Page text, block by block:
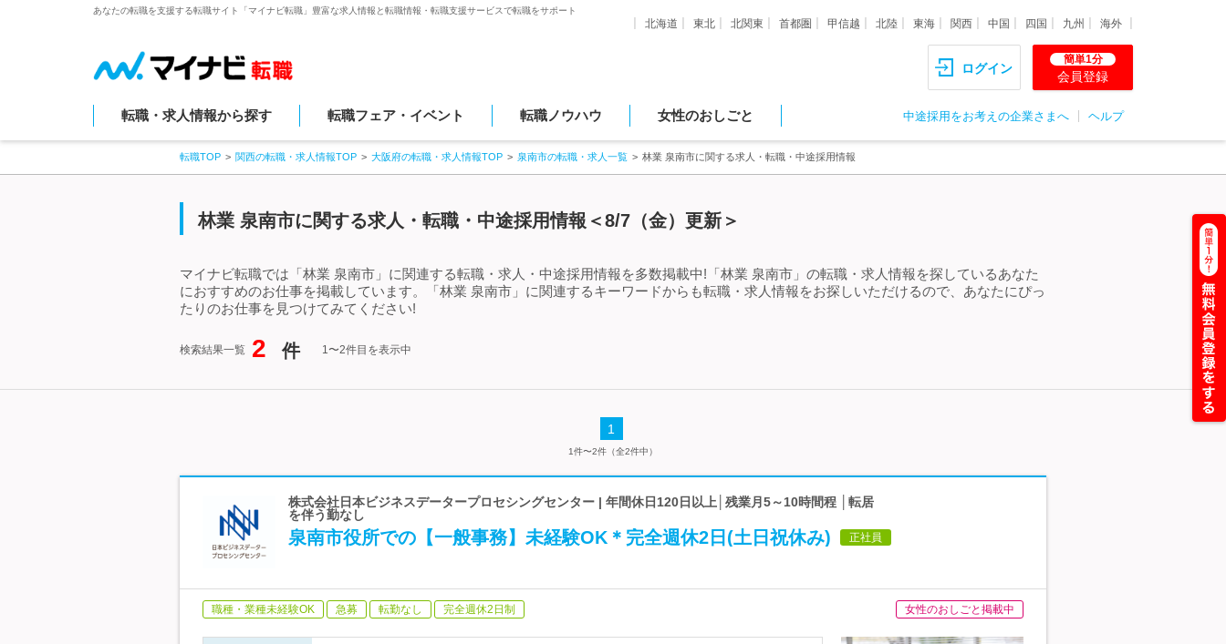
あなたの転職を支援する転職サイト「マイナビ転職」豊富な求人情報と転職情報・転職支援サービスで転職をサポート
北海道 東北 北関東 首都圏 甲信越 北陸 東海 関西 中国 四国 九州 海外
ログイン
簡単1分
会員登録
転職・求人情報から探す 転職フェア・イベント 転職ノウハウ 女性のおしごと 中途採用をお考えの企業さまへ ヘルプ
転職TOP 関西の転職・求人情報TOP 大阪府の転職・求人情報TOP 泉南市の転職・求人一覧 林業 泉南市に関する求人・転職・中途採用情報
林業 泉南市に関する求人・転職・中途採用情報＜8/7（金）更新＞
マイナビ転職では「林業 泉南市」に関連する転職・求人・中途採用情報を多数掲載中!「林業 泉南市」の転職・求人情報を探しているあなた
におすすめのお仕事を掲載しています。「林業 泉南市」に関連するキーワードからも転職・求人情報をお探しいただけるので、あなたにぴっ
たりのお仕事を見つけてみてください!
検索結果一覧 2 件 1〜2件目を表示中
1
1件〜2件（全2件中）
株式会社日本ビジネスデータープロセシングセンター | 年間休日120日以上│残業月5～10時間程 │転居
を伴う勤なし
泉南市役所での【一般事務】未経験OK＊完全週休2日(土日祝休み) 正社員
職種・業種未経験OK 急募 転勤なし 完全週休2日制 女性のおしごと掲載中